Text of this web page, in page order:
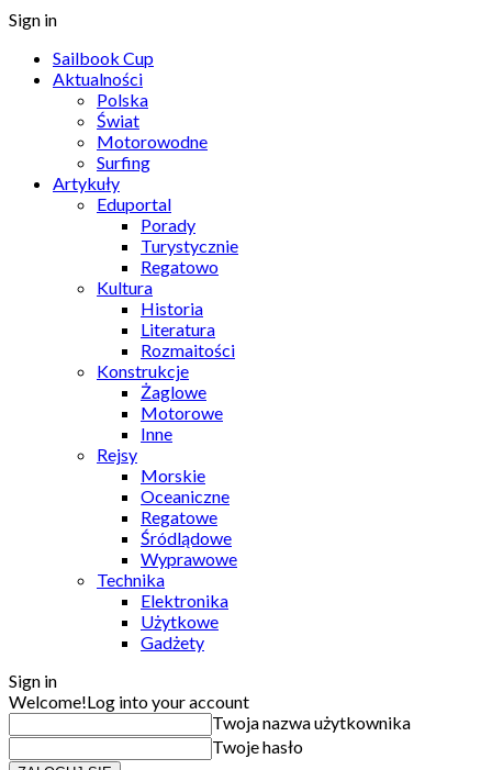
Sign in
Sailbook Cup
Aktualności
Polska
Świat
Motorowodne
Surfing
Artykuły
Eduportal
Porady
Turystycznie
Regatowo
Kultura
Historia
Literatura
Rozmaitości
Konstrukcje
Żaglowe
Motorowe
Inne
Rejsy
Morskie
Oceaniczne
Regatowe
Śródlądowe
Wyprawowe
Technika
Elektronika
Użytkowe
Gadżety
Sign in
Welcome!Log into your account
Twoja nazwa użytkownika
Twoje hasło